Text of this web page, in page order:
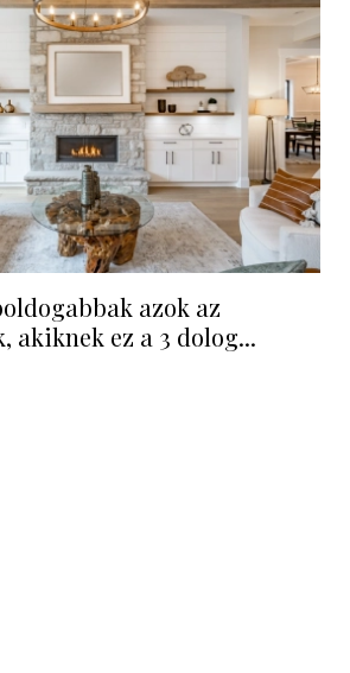
azok az
akiknek ez a 3 dolog...